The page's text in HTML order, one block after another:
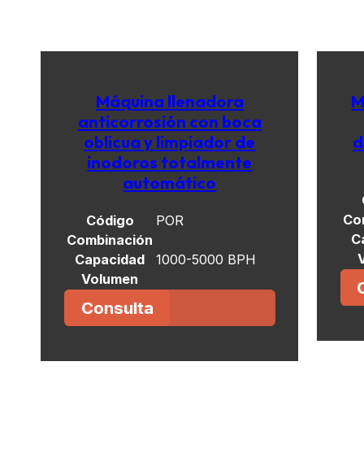
Máquina llenadora
anticorrosión con boca
oblicua y limpiador de
inodoros totalmente
automático
Código
POR
Combinación
Capacidad
1000-5000 BPH
Volumen
Consulta
Ver más